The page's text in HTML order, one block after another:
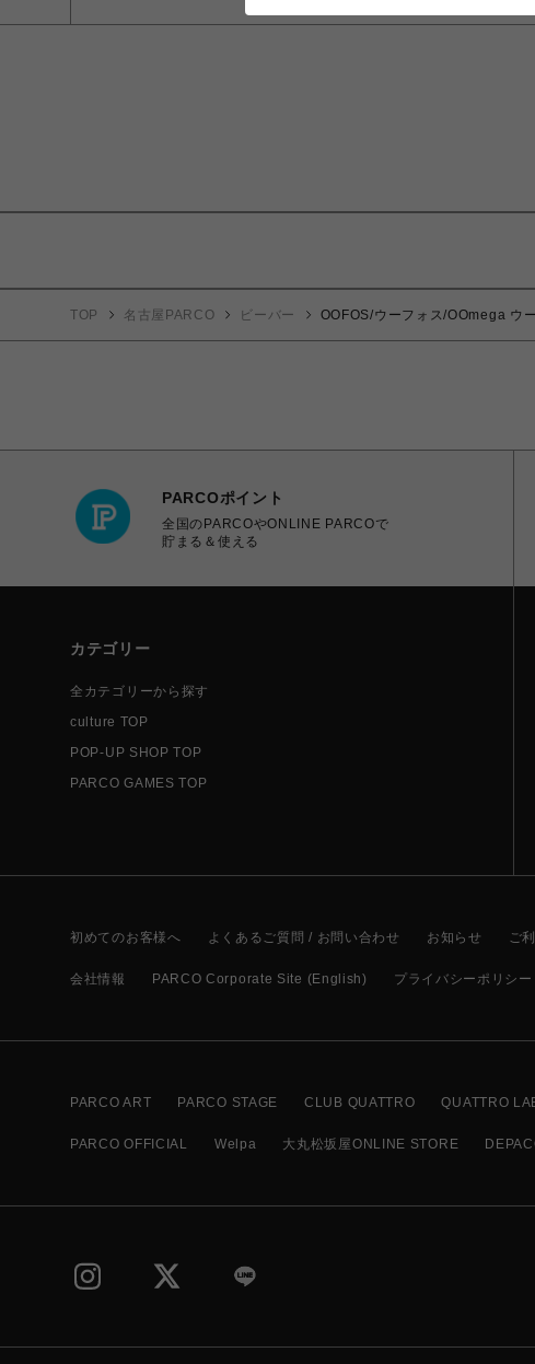
TOP 名古屋PARCO ビーバー OOFOS/ウーフォス/OOmega
PARCOポイント
全国のPARCOやONLINE PARCOで
貯まる＆使える
カテゴリー
全カテゴリーから探す
culture TOP
POP-UP SHOP TOP
PARCO GAMES TOP
初めてのお客様へ よくあるご質問 / お問い合わせ お知らせ ご
会社情報 PARCO Corporate Site (English) プライバシーポリシー
PARCO ART PARCO STAGE CLUB QUATTRO QUATTRO
PARCO OFFICIAL Welpa 大丸松坂屋ONLINE STORE